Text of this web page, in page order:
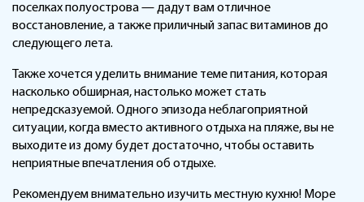
поселках полуострова — дадут вам отличное
восстановление, а также приличный запас витаминов до
следующего лета.
Также хочется уделить внимание теме питания, которая
насколько обширная, настолько может стать
непредсказуемой. Одного эпизода неблагоприятной
ситуации, когда вместо активного отдыха на пляже, вы не
выходите из дому будет достаточно, чтобы оставить
неприятные впечатления об отдыхе.
Рекомендуем внимательно изучить местную кухню! Море